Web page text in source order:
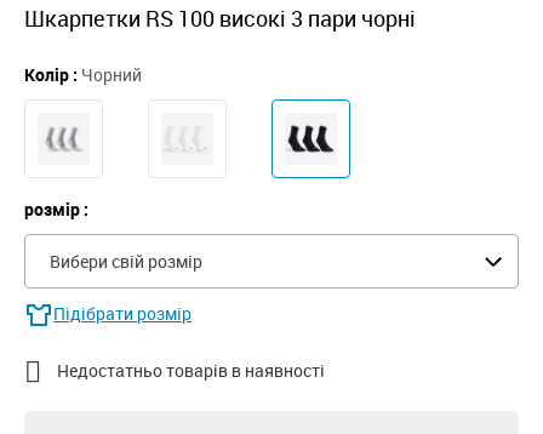
Шкарпетки RS 100 високі 3 пари чорні
Колір : Чорний
розмір :
Вибери свій розмір
Підібрати розмір
 Недостатньо товарів в наявності